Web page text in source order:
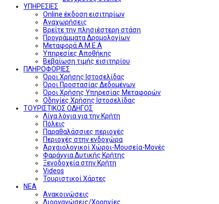
ΥΠΗΡΕΣΙΕΣ
Online έκδοση εισιτηρίων
Αναχωρήσεις
Βρείτε την πλησιέστερη στάση
Προγράμματα Δρομολογίων
Μεταφορά Α.Μ.Ε.Α
Υπηρεσίες Αποθήκης
Βεβαίωση τιμής εισιτηρίου
ΠΛΗΡΟΦΟΡΙΕΣ
Όροι Χρήσης Ιστοσελίδας
Όροι Προστασίας Δεδομένων
Όροι Χρήσης Υπηρεσίας Μεταφορών
Οδηγίες Χρήσης Ιστοσελίδας
ΤΟΥΡΙΣΤΙΚΟΣ ΟΔΗΓΟΣ
Λίγα λόγια για την Κρήτη
Πόλεις
Παραθαλάσσιες περιοχές
Περιοχές στην ενδοχώρα
Αρχαιολογικοί Χώροι-Μουσεία-Μονές
Φαράγγια Δυτικής Κρήτης
Ξενοδοχεία στην Κρήτη
Videos
Τουριστικοί Χάρτες
ΝΕΑ
Ανακοινώσεις
Διοργανώσεις/Χορηγίες